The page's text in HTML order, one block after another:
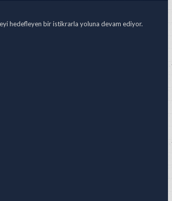
hedefleyen bir istikrarla yoluna devam ediyor.